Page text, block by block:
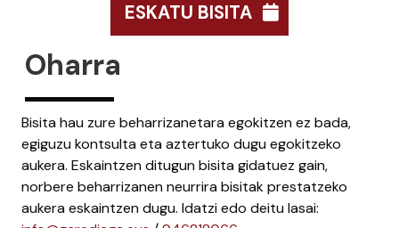
ESKATU BISITA
Oharra
Bisita hau zure beharrizanetara egokitzen ez bada,
egiguzu kontsulta eta aztertuko dugu egokitzeko
aukera. Eskaintzen ditugun bisita gidatuez gain,
norbere beharrizanen neurrira bisitak prestatzeko
aukera eskaintzen dugu. Idatzi edo deitu lasai: